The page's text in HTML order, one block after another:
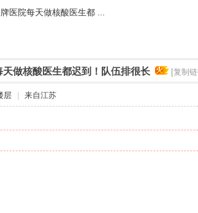
医院每天做核酸医生都 ...
天做核酸医生都迟到！队伍排很长 [复制
层 来自江苏